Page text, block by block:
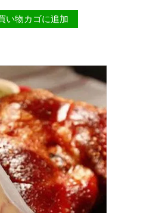
い物カゴに追加